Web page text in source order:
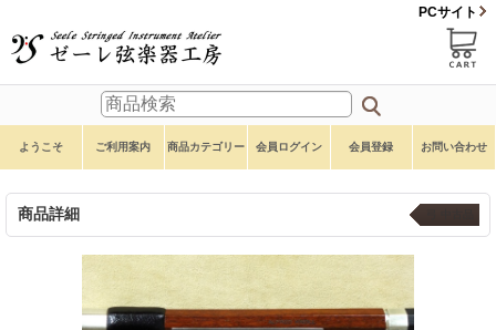
PCサイト
ようこそ ご利用案内 商品カテゴリー 会員ログイン 会員登録 お問い合わせ
商品詳細